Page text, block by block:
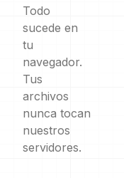
Todo
sucede en
tu
navegador.
Tus
archivos
nunca tocan
nuestros
servidores.